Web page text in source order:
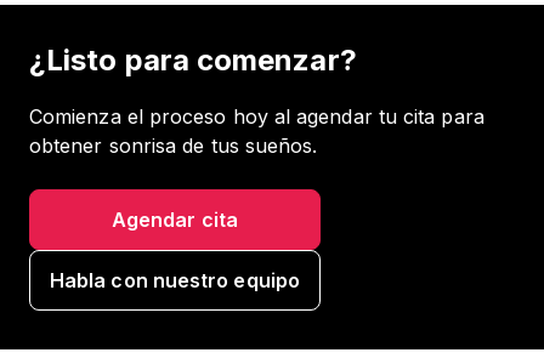
¿Listo para comenzar?
Comienza el proceso hoy al agendar tu cita para
obtener sonrisa de tus sueños.
Agendar cita
Habla con nuestro equipo